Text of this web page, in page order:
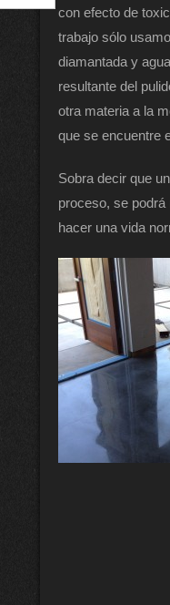
con efecto de
trabajo sólo
diamantada y
resultante del
otra materia a la
que se encuentre
Sobra decir que
proceso, se
hacer una vida